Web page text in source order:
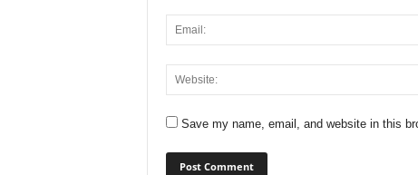
Save my name, email, and website in this